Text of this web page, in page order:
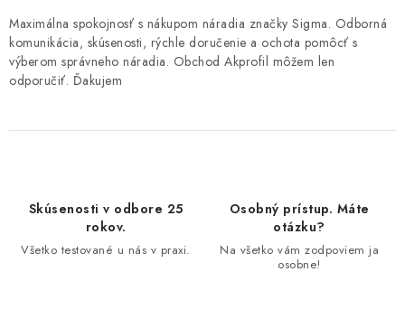
Maximálna spokojnosť s nákupom náradia značky Sigma. Odborná
komunikácia, skúsenosti, rýchle doručenie a ochota pomôcť s
výberom správneho náradia. Obchod Akprofil môžem len
odporučiť. Ďakujem
Skúsenosti v odbore 25
rokov.
Všetko testované u nás v praxi.
Osobný prístup. Máte
otázku?
Na všetko vám zodpoviem ja
osobne!